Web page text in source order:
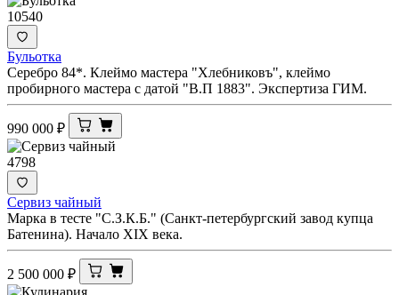
10540
Бульотка
Серебро 84*. Клеймо мастера "Хлебниковъ", клеймо
пробирного мастера с датой "В.П 1883". Экспертиза ГИМ.
990 000 ₽
4798
Сервиз чайный
Марка в тесте "С.З.К.Б." (Санкт-петербургский завод купца
Батенина). Начало XIX века.
2 500 000 ₽